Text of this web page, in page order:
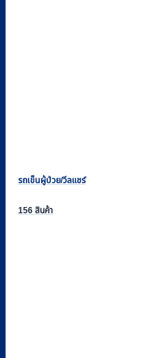
รถเข็นผู้ป่วย/วีลแชร์
156 สินค้า